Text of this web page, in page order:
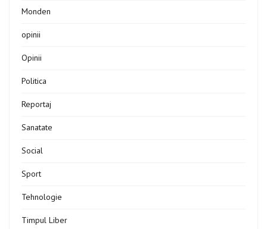
Monden
opinii
Opinii
Politica
Reportaj
Sanatate
Social
Sport
Tehnologie
Timpul Liber